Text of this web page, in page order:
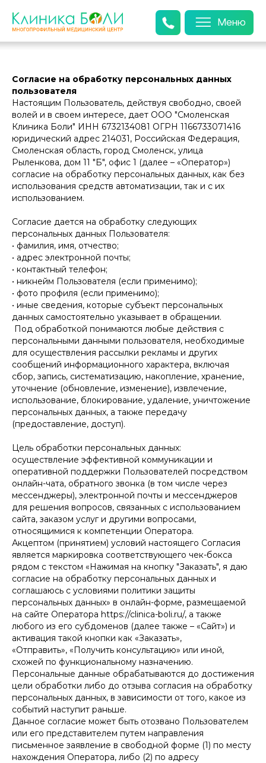
Меню
Согласие на обработку персональных данных
пользователя
Настоящим Пользователь, действуя свободно, своей
волей и в своем интересе, дает ООО "Смоленская
Клиника Боли" ИНН 6732134081 ОГРН 1166733071416
юридический адрес 214031, Российская Федерация,
Смоленская область, город Смоленск, улица
Рыленкова, дом 11 "Б", офис 1 (далее – «Оператор»)
согласие на обработку персональных данных, как без
использования средств автоматизации, так и с их
использованием.
Согласие дается на обработку следующих
персональных данных Пользователя:
• фамилия, имя, отчество;
• адрес электронной почты;
• контактный телефон;
• никнейм Пользователя (если применимо);
• фото профиля (если применимо);
• иные сведения, которые субъект персональных
данных самостоятельно указывает в обращении.
Под обработкой понимаются любые действия с
персональными данными пользователя, необходимые
для осуществления рассылки рекламы и других
сообщений информационного характера, включая
сбор, запись, систематизацию, накопление, хранение,
уточнение (обновление, изменение), извлечение,
использование, блокирование, удаление, уничтожение
персональных данных, а также передачу
(предоставление, доступ).
Цель обработки персональных данных:
осуществление эффективной коммуникации и
оперативной поддержки Пользователей посредством
онлайн-чата, обратного звонка (в том числе через
мессенджеры), электронной почты и мессенджеров
для решения вопросов, связанных с использованием
сайта, заказом услуг и другими вопросами,
относящимися к компетенции Оператора.
Акцептом (принятием) условий настоящего Согласия
является маркировка соответствующего чек-бокса
рядом с текстом «Нажимая на кнопку "Заказать", я даю
согласие на обработку персональных данных и
соглашаюсь c условиями политики защиты
персональных данных» в онлайн-форме, размещаемой
на сайте Оператора https://clinica-boli.ru/, а также
любого из его субдоменов (далее также – «Сайт») и
активация такой кнопки как «Заказать»,
«Отправить», «Получить консультацию» или иной,
схожей по функциональному назначению.
Персональные данные обрабатываются до достижения
цели обработки либо до отзыва согласия на обработку
персональных данных, в зависимости от того, какое из
событий наступит раньше.
Данное согласие может быть отозвано Пользователем
или его представителем путем направления
письменное заявление в свободной форме (1) по месту
нахождения Оператора, либо (2) по адресу